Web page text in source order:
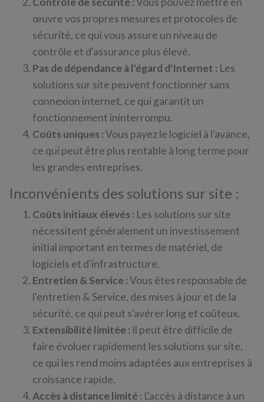
œuvre vos propres mesures et protocoles de
sécurité, ce qui vous assure un niveau de
contrôle et d'assurance plus élevé.
Pas de dépendance à l'égard d'Internet : Les
solutions sur site peuvent fonctionner sans
connexion internet, ce qui garantit un
fonctionnement ininterrompu.
Coûts uniques :Vous payez le logiciel à l'avance,
ce qui peut être plus rentable à long terme pour
les grandes entreprises.
Inconvénients des solutions sur site :
Coûts initiaux élevés : Les solutions sur site
nécessitent généralement un investissement
initial important en termes de matériel, de
logiciels et d'infrastructure.
Entretien & Service :Vous êtes responsable de
l'entretien & Service, des mises à jour et de la
sécurité, ce qui peut s'avérer long et coûteux.
Extensibilité limitée : Il peut être difficile de
faire évoluer rapidement les solutions sur site,
ce qui les rend moins adaptées aux entreprises à
croissance rapide.
Accès à distance limité : L'accès à distance à un